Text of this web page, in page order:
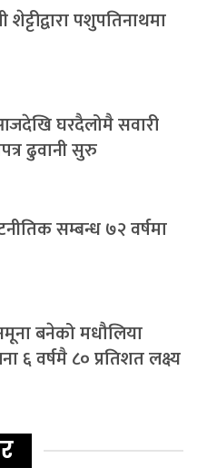
शेट्टीद्वारा पशुपतिनाथमा
घरदैलोमै सवारी
ढुवानी सुरु
सम्बन्ध ७२ वर्षमा
बनेको मधौलिया
६ वर्षमै ८० प्रतिशत लक्ष्य